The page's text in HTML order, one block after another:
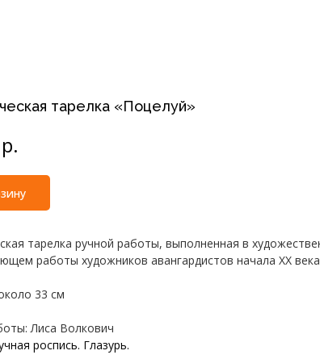
тарелка «Поцелуй»
р.
тарелка ручной работы, выполненная в
работы художников авангардистов начала XX
33 см
Лиса Волкович
роспись. Глазурь.